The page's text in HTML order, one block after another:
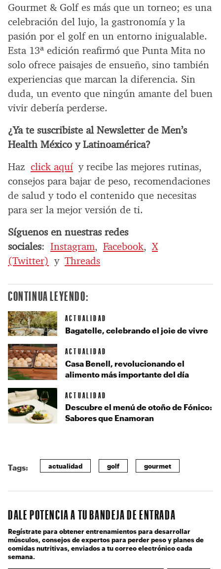
Gourmet & Golf es más que un torneo; es una
celebración del lujo, la gastronomía y la
pasión por el golf en un entorno inigualable.
Esta 13ª edición reafirmó que Punta Mita no
solo ofrece paisajes de ensueño, sino también
experiencias que marcan la diferencia. Sin
duda, un evento que ningún amante del buen
vivir debería perderse.
¿Ya te suscribiste al Newsletter de Men’s
Health México y Latinoamérica?
Haz click aquí y recibe las mejores rutinas,
consejos para bajar de peso, recomendaciones
de salud y todo el contenido que necesitas
para ser la mejor versión de ti.
Síguenos en nuestras redes
sociales: Instagram, Facebook,X
(Twitter) y Threads
CONTINUA LEYENDO:
ACTUALIDAD
Bagatelle, celebrando el joie de vivre
ACTUALIDAD
Casa Benell, revolucionando el
alimento más importante del día
ACTUALIDAD
Descubre el menú de otoño de Fónico:
Sabores que Enamoran
Tags: actualidad golf gourmet
DALE POTENCIA A TU BANDEJA DE ENTRADA
Regístrate para obtener entrenamientos para desarrollar
músculos, consejos de expertos para perder peso y planes de
comidas nutritivas, enviados a tu correo electrónico cada
semana.